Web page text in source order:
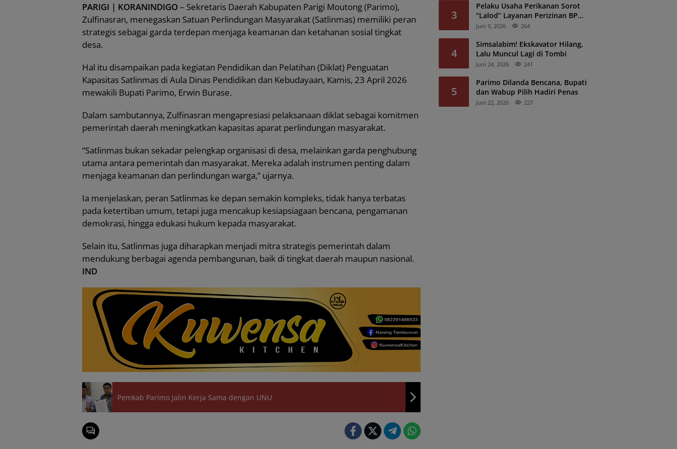
PARIGI | KORANINDIGO– Sekretaris Daerah Kabupaten Parigi Moutong (Parimo),
Zulfinasran, menegaskan Satuan Perlindungan Masyarakat (Satlinmas) memiliki peran
strategis sebagai garda terdepan menjaga keamanan dan ketahanan sosial tingkat
desa.
Hal itu disampaikan pada kegiatan Pendidikan dan Pelatihan (Diklat) Penguatan
Kapasitas Satlinmas di Aula Dinas Pendidikan dan Kebudayaan, Kamis, 23 April 2026
mewakili Bupati Parimo, Erwin Burase.
Dalam sambutannya, Zulfinasran mengapresiasi pelaksanaan diklat sebagai komitmen
pemerintah daerah meningkatkan kapasitas aparat perlindungan masyarakat.
“Satlinmas bukan sekadar pelengkap organisasi di desa, melainkan garda penghubung
utama antara pemerintah dan masyarakat. Mereka adalah instrumen penting dalam
menjaga keamanan dan perlindungan warga,” ujarnya.
Ia menjelaskan, peran Satlinmas ke depan semakin kompleks, tidak hanya terbatas
pada ketertiban umum, tetapi juga mencakup kesiapsiagaan bencana, pengamanan
demokrasi, hingga edukasi hukum kepada masyarakat.
Selain itu, Satlinmas juga diharapkan menjadi mitra strategis pemerintah dalam
mendukung berbagai agenda pembangunan, baik di tingkat daerah maupun nasional.
IND
Pemkab Parimo Jalin Kerja Sama dengan UNU
3
Pelaku Usaha Perikanan Sorot
“Lalod” Layanan Perizinan BPK
Denpasar
Juni 9, 2026 264
4
Simsalabim! Ekskavator Hilang,
Lalu Muncul Lagi di Tombi
Juni 24, 2026 241
5
Parimo Dilanda Bencana, Bupati
dan Wabup Pilih Hadiri Penas
Juni 22, 2026 227